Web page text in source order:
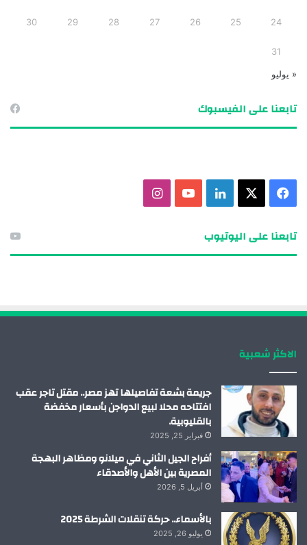
24
25
26
27
28
29
30
31
« يوليو
تابعنا على الفيسبوك
م
تابعنا على اليوتيوب
الاكثر شعبية
جريمة بشعة تفاصيلها تهز مصر.. مقتل تاجر عقب
افتتاحه محلا لبيع الدواجن بأسعار مخفضة
بالقليوبية.
فبراير 25, 2025
أفراح الجيل الثاني في ميلانو ومظاهر البهجة
المصرية بين الأهل والأصدقاء
أبريل 5, 2026
بالأسماء.. حركة تنقلات الشرطة 2025
يوليو 26, 2025